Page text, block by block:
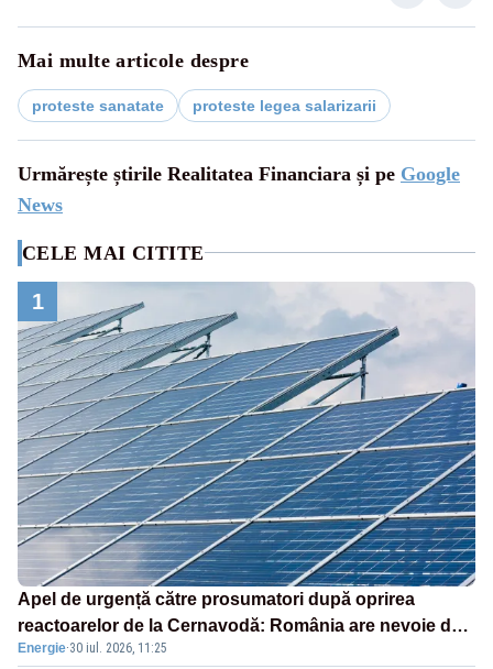
Mai multe articole despre
proteste sanatate proteste legea salarizarii
Urmărește știrile Realitatea Financiara și pe Google
News
CELE MAI CITITE
1
Apel de urgență către prosumatori după oprirea
reactoarelor de la Cernavodă: România are nevoie de
energie
Energie·30 iul. 2026, 11:25